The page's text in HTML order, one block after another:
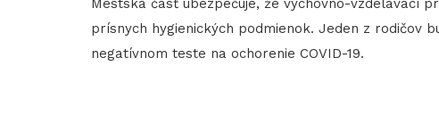
Mestská časť ubezpečuje, že výchovno-vzdelávací
prísnych hygienických podmienok. Jeden z rodičov
negatívnom teste na ochorenie COVID-19.